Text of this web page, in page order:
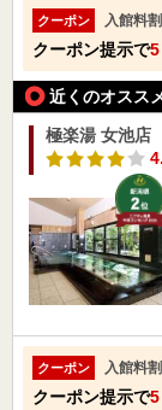
クーポン 入館料
クーポン提示で5
近くのオスス
極楽湯 女池店
クーポン 入館料
クーポン提示で5